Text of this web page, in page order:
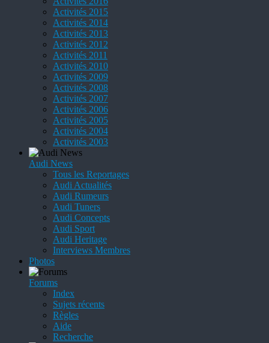
Activités 2015
Activités 2014
Activités 2013
Activités 2012
Activités 2011
Activités 2010
Activités 2009
Activités 2008
Activités 2007
Activités 2006
Activités 2005
Activités 2004
Activités 2003
Audi News
Tous les Reportages
Audi Actualités
Audi Rumeurs
Audi Tuners
Audi Concepts
Audi Sport
Audi Heritage
Interviews Membres
Photos
Forums
Index
Sujets récents
Règles
Aide
Recherche